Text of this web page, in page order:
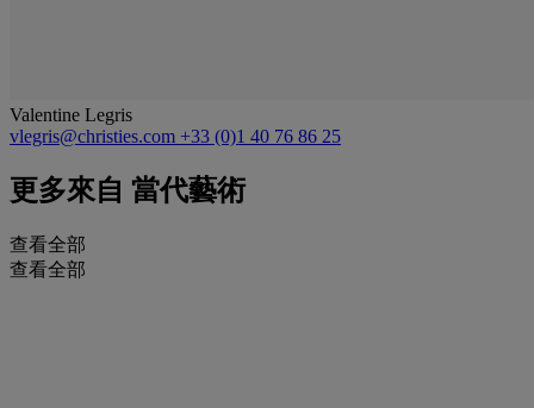
Valentine Legris
vlegris@christies.com +33 (0)1 40 76 86 25
更多來自 當代藝術
查看全部
查看全部